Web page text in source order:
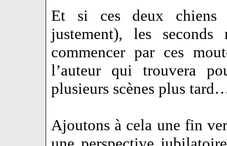
Et si ces deux chiens
justement), les
commencer par ces
l’auteur qui trouvera
plusieurs scènes plus
Ajoutons à cela une fin